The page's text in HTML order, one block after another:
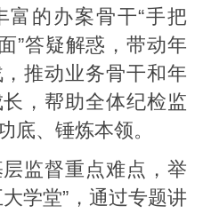
富的办案骨干“手把
”答疑解惑，带动年
推动业务骨干和年
，帮助全体纪检监
底、锤炼本领。
监督重点难点，举
学堂”，通过专题讲